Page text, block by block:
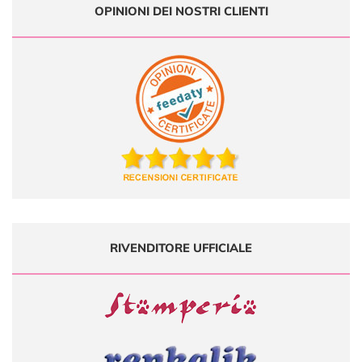
OPINIONI DEI NOSTRI CLIENTI
RIVENDITORE UFFICIALE